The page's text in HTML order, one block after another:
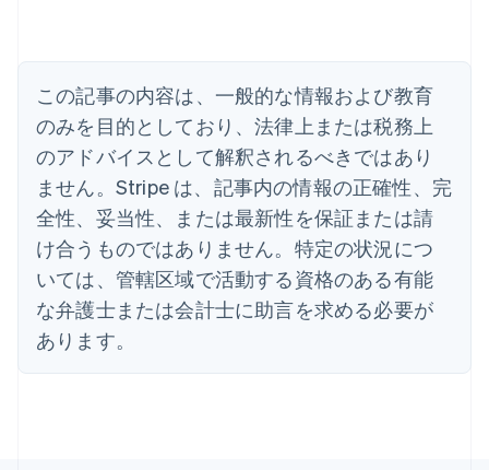
この記事の内容は、一般的な情報および教育
のみを目的としており、法律上または税務上
のアドバイスとして解釈されるべきではあり
ません。Stripe は、記事内の情報の正確性、完
全性、妥当性、または最新性を保証または請
け合うものではありません。特定の状況につ
いては、管轄区域で活動する資格のある有能
な弁護士または会計士に助言を求める必要が
あります。
イギリス
イタリア
Italiano English
インド
English
エストニア
English
オーストラリア
English
オーストリア
Deutsch English
オランダ
Nederlands